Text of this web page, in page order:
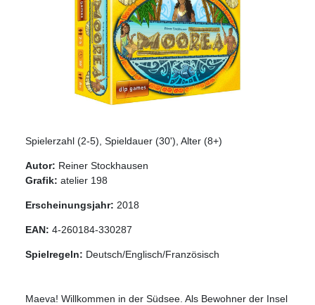
Spielerzahl (2-5), Spieldauer (30'), Alter (8+)
Autor: Reiner Stockhausen
Grafik: atelier 198
Erscheinungsjahr: 2018
EAN: 4-260184-330287
Spielregeln: Deutsch/Englisch/Französisch
Maeva! Willkommen in der Südsee. Als Bewohner der Insel